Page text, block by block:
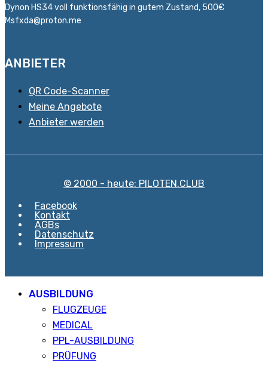
Dynon HS34 voll funktionsfähig in gutem Zustand, 500€
Msfxda@proton.me
ANBIETER
QR Code-Scanner
Meine Angebote
Anbieter werden
© 2000 - heute: PILOTEN.CLUB
Facebook
Kontakt
AGBs
Datenschutz
Impressum
AUSBILDUNG
FLUGZEUGE
MEDICAL
PPL-AUSBILDUNG
PRÜFUNG